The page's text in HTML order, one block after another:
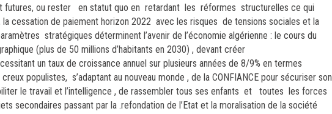
futures, ou rester en statut quo en retardant les réformes structurelles ce qui
cessation de paiement horizon 2022 avec les risques de tensions sociales et la
stratégiques déterminent l’avenir de l’économie algérienne : le cours du
(plus de 50 millions d’habitants en 2030) , devant créer
un taux de croissance annuel sur plusieurs années de 8/9% en termes
populistes, s’adaptant au nouveau monde , de la CONFIANCE pour sécuriser son
le travail et l’intelligence , de rassembler tous ses enfants et toutes les forces
secondaires passant par la .refondation de l’Etat et la moralisation de la société